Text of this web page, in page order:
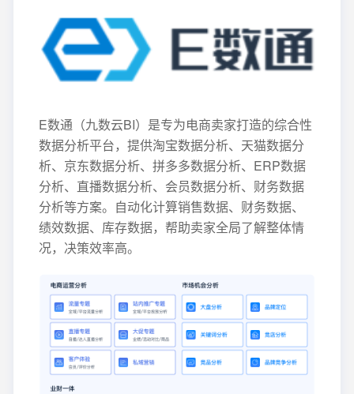
E数通（九数云BI）是专为电商卖家打造的综合性
数据分析平台，提供淘宝数据分析、天猫数据分
析、京东数据分析、拼多多数据分析、ERP数据
分析、直播数据分析、会员数据分析、财务数据
分析等方案。自动化计算销售数据、财务数据、
绩效数据、库存数据，帮助卖家全局了解整体情
况，决策效率高。